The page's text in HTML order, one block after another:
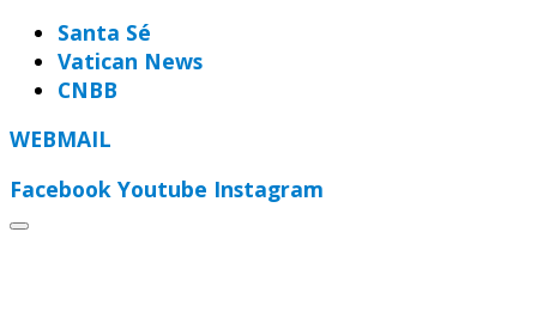
Santa Sé
Vatican News
CNBB
WEBMAIL
Facebook Youtube Instagram